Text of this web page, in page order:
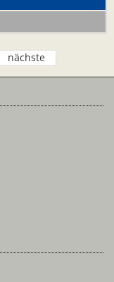
nächste